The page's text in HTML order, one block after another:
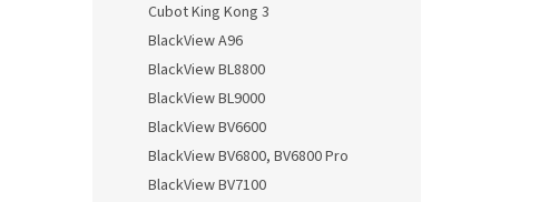
Cubot King Kong 3
BlackView A96
BlackView BL8800
BlackView BL9000
BlackView BV6600
BlackView BV6800, BV6800 Pro
BlackView BV7100